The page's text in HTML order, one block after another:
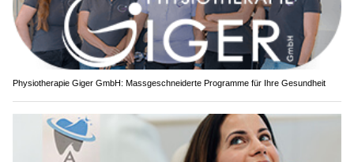
Physiotherapie Giger GmbH: Massgeschneiderte Programme für Ihre Gesundheit